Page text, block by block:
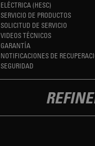
ELÉCTRICA (HESC)
SERVICIO DE PRODUCTOS
SOLICITUD DE SERVICIO
VIDEOS TÉCNICOS
GARANTÍA
NOTIFICACIONES DE
SEGURIDAD